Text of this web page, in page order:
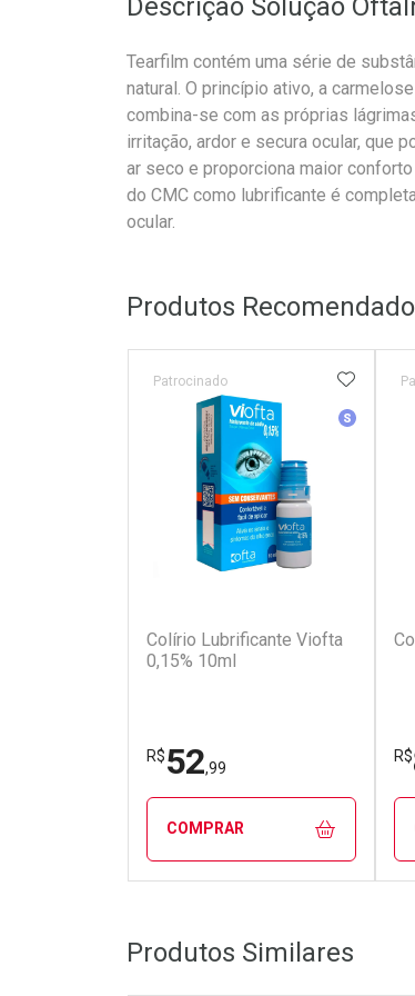
Descrição Solução
Tearfilm contém uma série de
natural. O princípio ativo, a
combina-se com as próprias
irritação, ardor e secura ocular, que
ar seco e proporciona maior
do CMC como lubrificante é
ocular.
Produtos
Colírio Lubrificante Viofta
0,15% 10ml
Patrocinado
R$52,99
COMPRAR
Laboratório
Por Menos
R$
Produtos Similares